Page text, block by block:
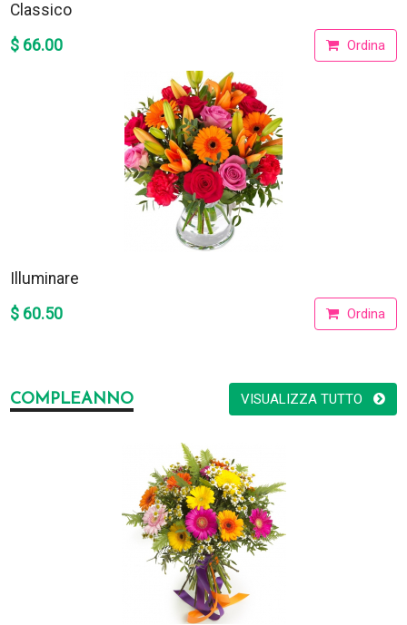
Classico
$ 66.00
Ordina
Illuminare
$ 60.50
Ordina
COMPLEANNO VISUALIZZA TUTTO